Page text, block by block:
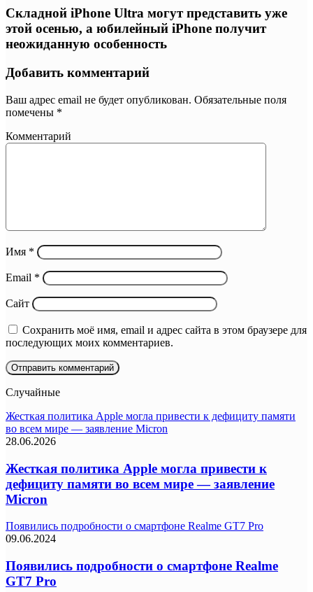
Складной iPhone Ultra могут представить уже
этой осенью, а юбилейный iPhone получит
неожиданную особенность
Добавить комментарий
Ваш адрес email не будет опубликован. Обязательные поля
помечены *
Комментарий
Имя *
Email *
Сайт
Сохранить моё имя, email и адрес сайта в этом браузере для
последующих моих комментариев.
Случайные
Жесткая политика Apple могла привести к дефициту памяти
во всем мире — заявление Micron
28.06.2026
Жесткая политика Apple могла привести к
дефициту памяти во всем мире — заявление
Micron
Появились подробности о смартфоне Realme GT7 Pro
09.06.2024
Появились подробности о смартфоне Realme
GT7 Pro